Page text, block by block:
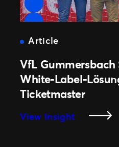
Article
VfL Gummersbach
White-Label-
Ticketmaster
View Insight